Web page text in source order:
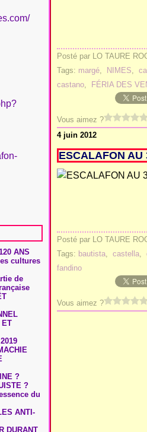
ANS
cultures
de
ET
?
?
du
ANTI-
DURANT
Posté par LO TAURE
Tags: margé, NIMES,
castano, FÉRIA DES
Vous aimez ?
4 juin 2012
ESCALAFON AU
Posté par LO TAURE
Tags: bautista, castella,
fandino
Vous aimez ?